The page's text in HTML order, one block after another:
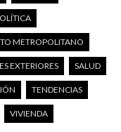
METROPOLITANO
EXTERIORES SALUD
TENDENCIAS
VIVIENDA